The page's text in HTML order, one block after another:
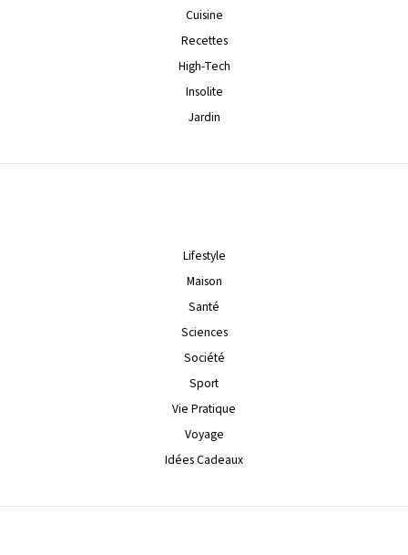
Cuisine
Recettes
High-Tech
Insolite
Jardin
Lifestyle
Maison
Santé
Sciences
Société
Sport
Vie Pratique
Voyage
Idées Cadeaux